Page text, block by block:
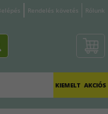
Rólunk
Rendelés követés
AKCIÓS
KIEMELT